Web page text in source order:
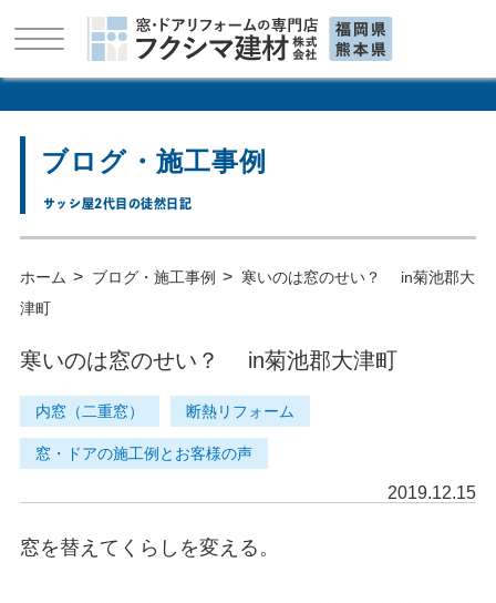
ブログ・施工事例
サッシ屋2代目の徒然日記
ホーム > ブログ・施工事例 > 寒いのは窓のせい？ in菊池郡大
津町
寒いのは窓のせい？ in菊池郡大津町
内窓（二重窓） 断熱リフォーム
窓・ドアの施工例とお客様の声
2019.12.15
窓を替えてくらしを変える。